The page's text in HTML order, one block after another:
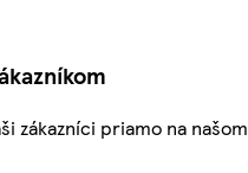
zákazníci priamo na